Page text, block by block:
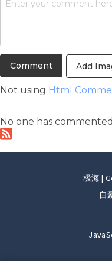
Add
Not using Html
No one has
极海 |
自